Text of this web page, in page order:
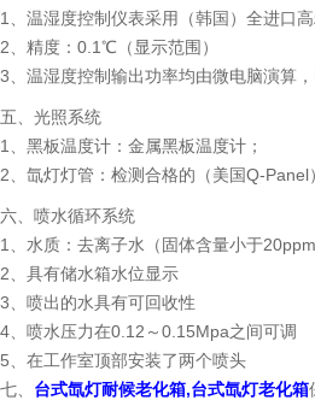
1、温湿度控制仪表采用（韩国）全进口
2、精度：0.1℃（显示范围）
3、温湿度控制输出功率均由微电脑演算
五、光照系统
1、黑板温度计：金属黑板温度计；
2、氙灯灯管：检测合格的（美国Q-
六、喷水循环系统
1、水质：去离子水（固体含量小于20ppm
2、具有储水箱水位显示
3、喷出的水具有可回收性
4、喷水压力在0.12～0.15Mpa之间可调
5、在工作室顶部安装了两个喷头
七、 台式氙灯耐候老化箱,台式氙灯老化箱